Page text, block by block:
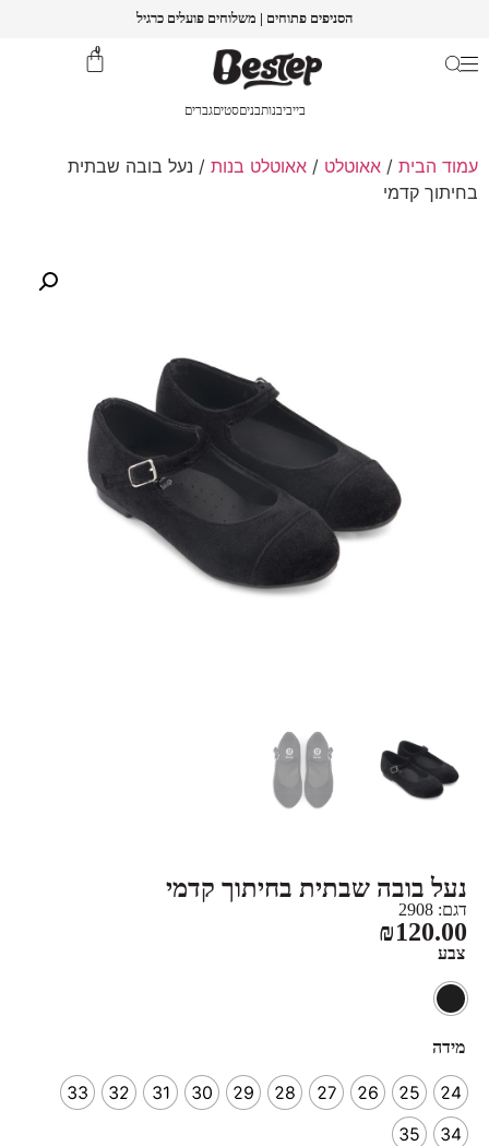
הסניפים פתוחים | משלוחים פועלים כרגיל
0
בייביבנותבניםסטיםגברים
עמוד הבית / אאוטלט / אאוטלט בנות / נעל בובה שבתית
בחיתוך קדמי
נעל בובה שבתית בחיתוך קדמי
דגם: 2908
₪120.00
צבע
מידה
24
25
26
27
28
29
30
31
32
33
34
35